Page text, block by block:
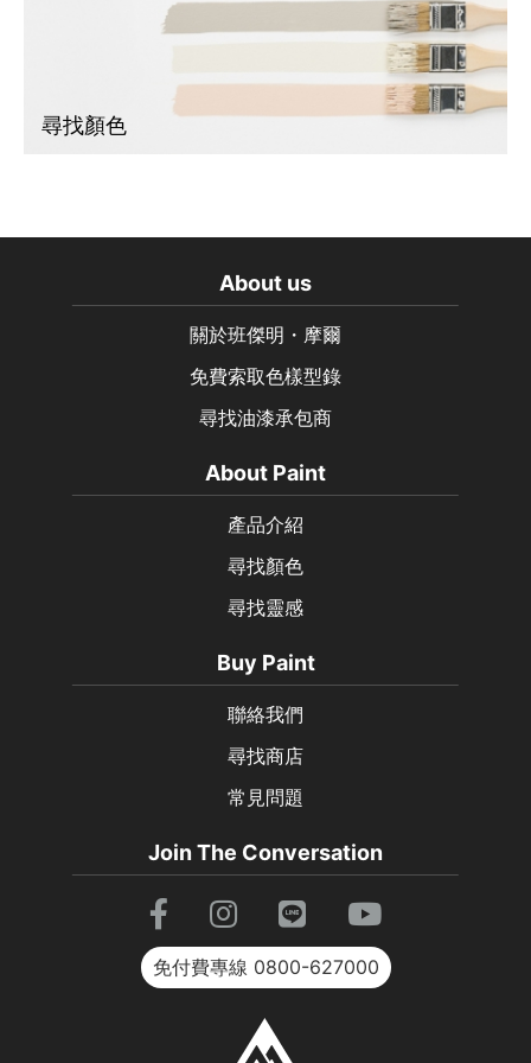
尋找顏色
About us
關於班傑明・摩爾
免費索取色樣型錄
尋找油漆承包商
About Paint
產品介紹
尋找顏色
尋找靈感
Buy Paint
聯絡我們
尋找商店
常見問題
Join The Conversation
免付費專線 0800-627000